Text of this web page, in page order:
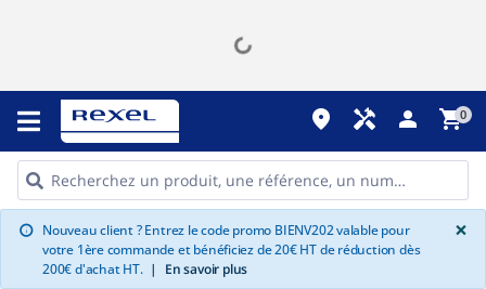
place handyman person shopping_cart0
info Nouveau client ? Entrez le code promo BIENV202 valable pour
votre 1ère commande et bénéficiez de 20€ HT de réduction dès
200€ d'achat HT. | En savoir plus
×